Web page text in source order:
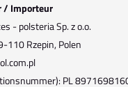
/ Importeur
- polsteria Sp. z o.o.
110 Rzepin, Polen
PL